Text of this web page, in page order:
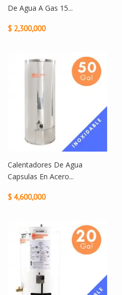
De Agua A Gas 15...
$ 2,300,000
Calentadores De Agua
Capsulas En Acero...
$ 4,600,000